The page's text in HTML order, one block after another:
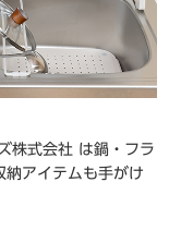
株式会社 は鍋・フラ
納アイテムも手がけ